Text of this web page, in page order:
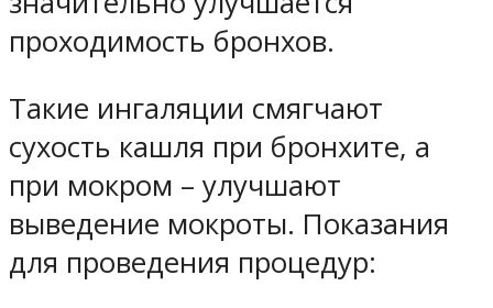
проходимость бронхов.
Такие ингаляции смягчают
сухость кашля при бронхите, а
при мокром – улучшают
выведение мокроты. Показания
для проведения процедур: